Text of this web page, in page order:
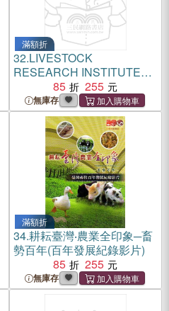
滿額折
32.LIVESTOCK
RESEARCH INSTITUTE
COUNCIL OF
AGRICULTURE-Biennial
Report 2010-2011
85 255
無庫存
滿額折
34.耕耘臺灣‧農業全印象─畜
勢百年(百年發展紀錄影片)
85
255
無庫存